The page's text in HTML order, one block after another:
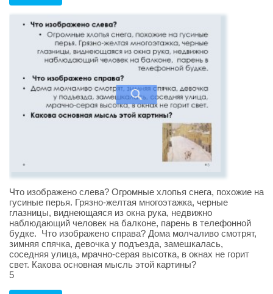
Что изображено слева? Огромные хлопья снега, похожие на
гусиные перья. Грязно-желтая многоэтажка, черные
глазницы, виднеющаяся из окна рука, недвижно
наблюдающий человек на балконе, парень в телефонной
будке. Что изображено справа? Дома молчаливо смотрят,
зимняя спячка, девочка у подъезда, замешкалась,
соседняя улица, мрачно-серая высотка, в окнах не горит
свет. Какова основная мысль этой картины?
5